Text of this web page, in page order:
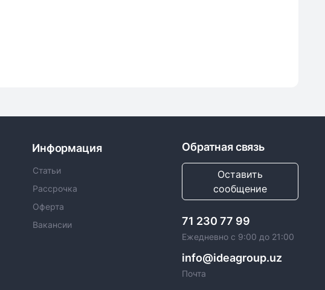
Информация
Статьи
Рассрочка
Оферта
Вакансии
Обратная связь
Оставить
сообщение
71 230 77 99
Ежедневно с 9:00 до 21:00
info@ideagroup.uz
Почта